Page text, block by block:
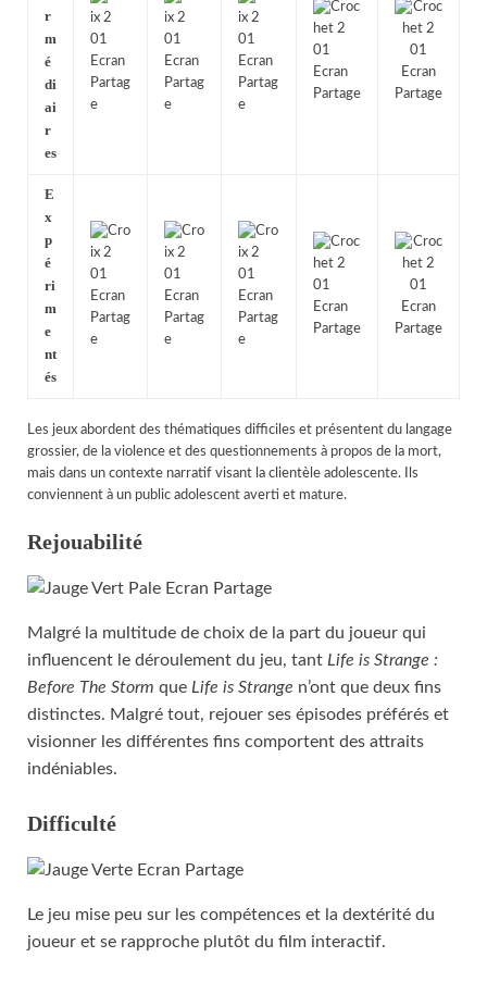
r
m
é
di
ai
r
es
E
x
p
é
ri
m
e
nt
és
Les jeux abordent des thématiques difficiles et présentent du langage
grossier, de la violence et des questionnements à propos de la mort,
mais dans un contexte narratif visant la clientèle adolescente. Ils
conviennent à un public adolescent averti et mature.
Rejouabilité
Malgré la multitude de choix de la part du joueur qui
influencent le déroulement du jeu, tant Life is Strange :
Before The Storm que Life is Strange n’ont que deux fins
distinctes. Malgré tout, rejouer ses épisodes préférés et
visionner les différentes fins comportent des attraits
indéniables.
Difficulté
Le jeu mise peu sur les compétences et la dextérité du
joueur et se rapproche plutôt du film interactif.